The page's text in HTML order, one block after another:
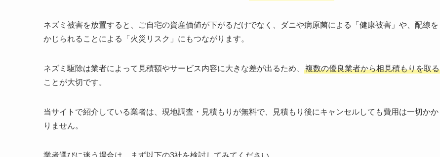
ネズミ被害を放置すると、ご自宅の資産価値が下がるだけでなく、ダニや病原菌による「健康被害」や、配線を
かじられることによる「火災リスク」にもつながります。
ネズミ駆除は業者によって見積額やサービス内容に大きな差が出るため、
複数の優良業者から相見積もりを取る
ことが大切です。
当サイトで紹介している業者は、現地調査・見積もりが無料で、見積もり後にキャンセルしても費用は一切かか
りません。
業者選びに迷う場合は、まず以下の3社を検討してみてください。